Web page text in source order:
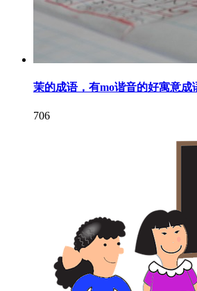
茉的成语，有mo谐音的好寓意成
706